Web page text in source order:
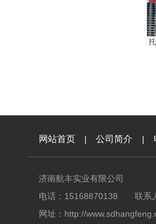
网站首页 | 公司简介 |
济南航丰实业有限公司
电话：15168870138 联系
网址： http://